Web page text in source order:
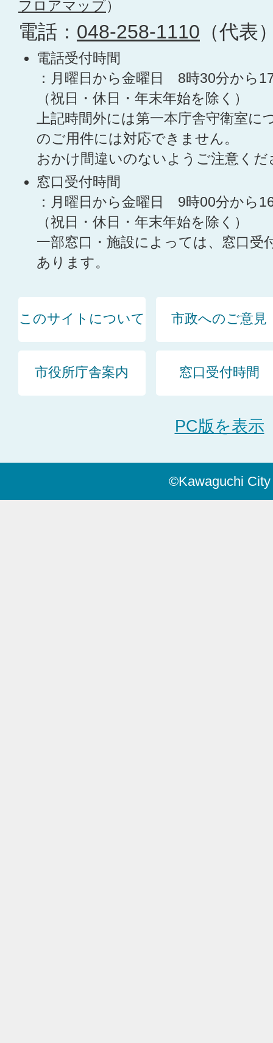
フロアマップ）
電話： 048-258-1110 （代表
電話受付時間
：月曜日から金曜日 8時30分から
（祝日・休日・年末年始を除く）
上記時間外には第一本庁舎守衛室に
のご用件には対応できません。
おかけ間違いのないようご注意くだ
窓口受付時間
：月曜日から金曜日 9時00分から
（祝日・休日・年末年始を除く）
一部窓口・施設によっては、窓口受
あります。
このサイトについて 市政へのご意見
市役所庁舎案内 窓口受付時間
PC版を表示
©Kawaguchi City